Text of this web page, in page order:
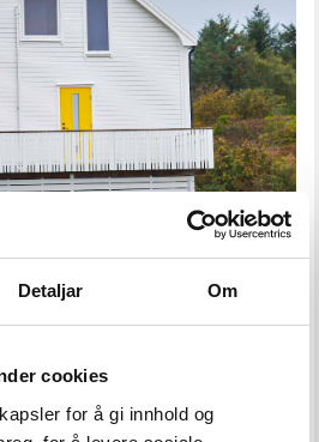
Detaljar Om
cookies
for å gi innhold og
luftfuktighet, og ikke
kan fås til flere ulike